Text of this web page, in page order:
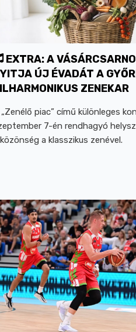
EXTRA: A
ÚJ ÉVADÁT A
ZENEKAR
piac” című különleges
7-én rendhagyó
a klasszikus zenével.